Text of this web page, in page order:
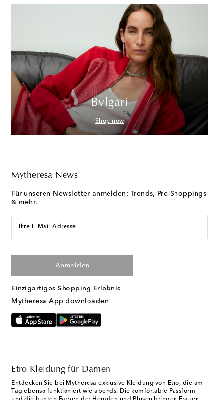
Bvlgari
Shop now
Mytheresa News
Für unseren Newsletter anmelden: Trends, Pre-Shoppings
& mehr.
Ihre E-Mail-Adresse
Anmelden
Einzigartiges Shopping-Erlebnis
Mytheresa App downloaden
Etro Kleidung für Damen
Entdecken Sie bei Mytheresa exklusive Kleidung von Etro, die am
Tag ebenso funktioniert wie abends. Die komfortable Passform